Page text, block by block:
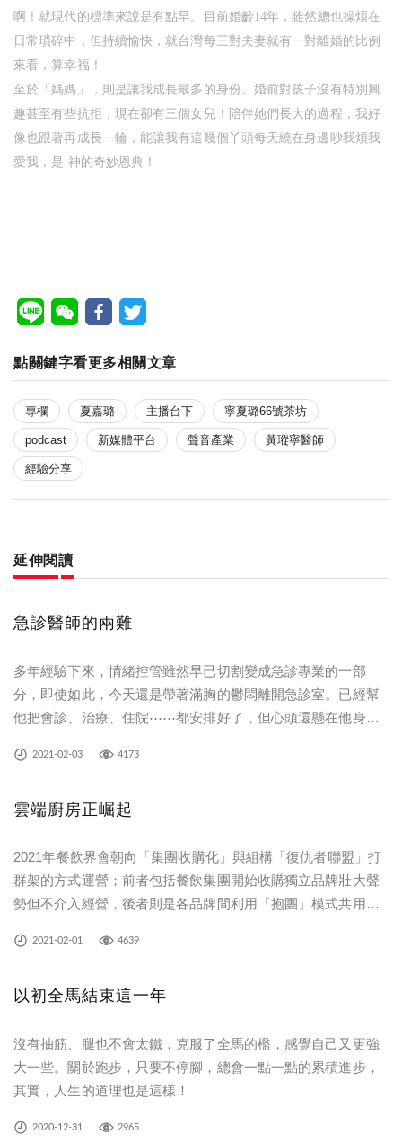
啊！就現代的標準來說是有點早。目前婚齡14年，雖然總也操煩在
日常瑣碎中，但持續愉快，就台灣每三對夫妻就有一對離婚的比例
來看，算幸福！
至於「媽媽」，則是讓我成長最多的身份。婚前對孩子沒有特別興
趣甚至有些抗拒，現在卻有三個女兒！陪伴她們長大的過程，我好
像也跟著再成長一輪，能讓我有這幾個丫頭每天繞在身邊吵我煩我
愛我，是 神的奇妙恩典！
點關鍵字看更多相關文章
專欄 夏嘉璐 主播台下 寧夏璐66號茶坊
podcast 新媒體平台 聲音產業 黃瑽寧醫師
經驗分享
延伸閱讀
急診醫師的兩難
多年經驗下來，情緒控管雖然早已切割變成急診專業的一部
分，即使如此，今天還是帶著滿胸的鬱悶離開急診室。已經幫
他把會診、治療、住院⋯⋯都安排好了，但心頭還懸在他身
2021-02-03 4173
雲端廚房正崛起
2021年餐飲界會朝向「集團收購化」與組構「復仇者聯盟」打
群架的方式運營；前者包括餐飲集團開始收購獨立品牌壯大聲
勢但不介入經營，後者則是各品牌間利用「抱團」模式共用行
我更看好的未來趨勢，就是「雲端廚房」的崛起。
2021-02-01 4639
以初全馬結束這一年
沒有抽筋、腿也不會太鐵，克服了全馬的檻，感覺自己又更強
大一些。關於跑步，只要不停腳，總會一點一點的累積進步，
其實，人生的道理也是這樣！
2020-12-31 2965